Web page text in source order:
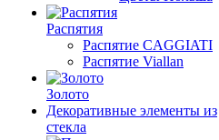
Распятия
Распятие CAGGIATI
Распятие Viallan
Золото
Декоративные элементы из
стекла